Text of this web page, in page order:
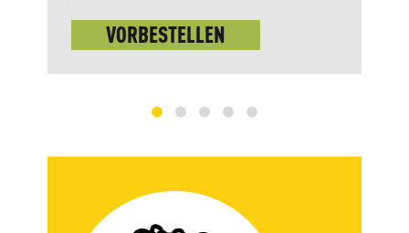
VORBESTELLEN